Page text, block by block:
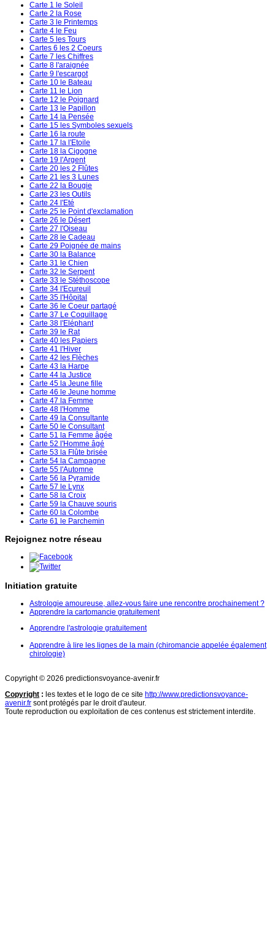
Carte 1 le Soleil
Carte 2 la Rose
Carte 3 le Printemps
Carte 4 le Feu
Carte 5 les Tours
Cartes 6 les 2 Coeurs
Carte 7 les Chiffres
Carte 8 l'araignée
Carte 9 l'escargot
Carte 10 le Bateau
Carte 11 le Lion
Carte 12 le Poignard
Carte 13 le Papillon
Carte 14 la Pensée
Carte 15 les Symboles sexuels
Carte 16 la route
Carte 17 la l'Etoile
Carte 18 la Cigogne
Carte 19 l'Argent
Carte 20 les 2 Flûtes
Carte 21 les 3 Lunes
Carte 22 la Bougie
Carte 23 les Outils
Carte 24 l'Eté
Carte 25 le Point d'exclamation
Carte 26 le Désert
Carte 27 l'Oiseau
Carte 28 le Cadeau
Carte 29 Poignée de mains
Carte 30 la Balance
Carte 31 le Chien
Carte 32 le Serpent
Carte 33 le Stéthoscope
Carte 34 l'Ecureuil
Carte 35 l'Hôpital
Carte 36 le Coeur partagé
Carte 37 Le Coquillage
Carte 38 l'Eléphant
Carte 39 le Rat
Carte 40 les Papiers
Carte 41 l'Hiver
Carte 42 les Flèches
Carte 43 la Harpe
Carte 44 la Justice
Carte 45 la Jeune fille
Carte 46 le Jeune homme
Carte 47 la Femme
Carte 48 l'Homme
Carte 49 la Consultante
Carte 50 le Consultant
Carte 51 la Femme âgée
Carte 52 l'Homme âgé
Carte 53 la Flûte brisée
Carte 54 la Campagne
Carte 55 l'Automne
Carte 56 la Pyramide
Carte 57 le Lynx
Carte 58 la Croix
Carte 59 la Chauve souris
Carte 60 la Colombe
Carte 61 le Parchemin
Rejoignez notre réseau
Initiation gratuite
Astrologie amoureuse, allez-vous faire une rencontre prochainement ?
Apprendre la cartomancie gratuitement
Apprendre l'astrologie gratuitement
Apprendre à lire les lignes de la main (chiromancie appelée également
chirologie)
Copyright © 2026 predictionsvoyance-avenir.fr
Copyright : les textes et le logo de ce site http://www.predictionsvoyance-
avenir.fr sont protégés par le droit d'auteur.
Toute reproduction ou exploitation de ces contenus est strictement interdite.